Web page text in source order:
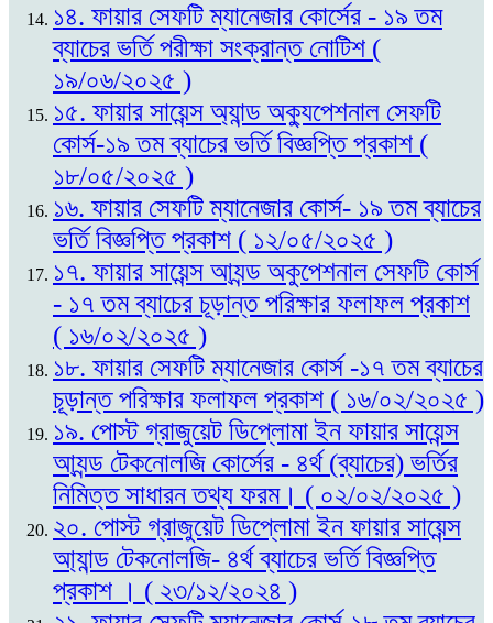
১৪. ফায়ার সেফটি ম্যানেজার কোর্সের - ১৯ তম
ব্যাচের ভর্তি পরীক্ষা সংক্রান্ত নোটিশ (
১৯/০৬/২০২৫ )
১৫. ফায়ার সায়েন্স অ্যান্ড অক্যুপেশনাল সেফটি
কোর্স-১৯ তম ব্যাচের ভর্তি বিজ্ঞপ্তি প্রকাশ (
১৮/০৫/২০২৫ )
১৬. ফায়ার সেফটি ম্যানেজার কোর্স- ১৯ তম ব্যাচের
ভর্তি বিজ্ঞপ্তি প্রকাশ ( ১২/০৫/২০২৫ )
১৭. ফায়ার সায়েন্স আ্যন্ড অকুপেশনাল সেফটি কোর্স
- ১৭ তম ব্যাচের চূড়ান্ত পরিক্ষার ফলাফল প্রকাশ
( ১৬/০২/২০২৫ )
১৮. ফায়ার সেফটি ম্যানেজার কোর্স -১৭ তম ব্যাচের
চূড়ান্ত পরিক্ষার ফলাফল প্রকাশ ( ১৬/০২/২০২৫ )
১৯. পোস্ট গ্রাজুয়েট ডিপ্লোমা ইন ফায়ার সায়েন্স
আ্যন্ড টেকনোলজি কোর্সের - ৪র্থ (ব্যাচের) ভর্তির
নিমিত্ত সাধারন তথ্য ফরম। ( ০২/০২/২০২৫ )
২০. পোস্ট গ্রাজুয়েট ডিপ্লোমা ইন ফায়ার সায়েন্স
আ্যান্ড টেকনোলজি- ৪র্থ ব্যাচের ভর্তি বিজ্ঞপ্তি
প্রকাশ । ( ২৩/১২/২০২৪ )